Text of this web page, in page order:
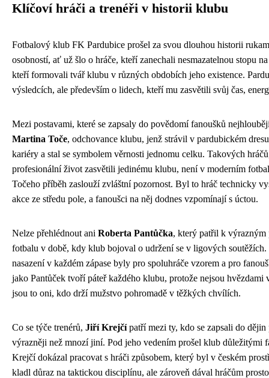
Klíčoví hráči a trenéři v historii klubu
Fotbalový klub FK Pardubice prošel za svou dlouhou historii
osobností, ať už šlo o hráče, kteří zanechali nesmazatelnou stopu
kteří formovali tvář klubu v různých obdobích jeho existence.
výsledcích, ale především o lidech, kteří mu zasvětili svůj čas,
Mezi postavami, které se zapsaly do povědomí fanoušků
Martina Toče, odchovance klubu, jenž strávil v pardubickém
kariéry a stal se symbolem věrnosti jednomu celku. Takových
profesionální život zasvětili jedinému klubu, není v moderním
Točeho příběh zaslouží zvláštní pozornost. Byl to hráč technicky
akce ze středu pole, a fanoušci na něj dodnes vzpomínají s úctou.
Nelze přehlédnout ani Roberta Pantůčka, který patřil k výrazným
fotbalu v době, kdy klub bojoval o udržení se v ligových soutěžích.
nasazení v každém zápase byly pro spoluhráče vzorem a pro
jako Pantůček tvoří páteř každého klubu, protože nejsou hvězdami
jsou to oni, kdo drží mužstvo pohromadě v těžkých chvílích.
Co se týče trenérů, Jiří Krejčípatří mezi ty, kdo se zapsali do
výrazněji než mnozí jiní. Pod jeho vedením prošel klub důležitými
Krejčí dokázal pracovat s hráči způsobem, který byl v českém
kladl důraz na taktickou disciplínu, ale zároveň dával hráčům